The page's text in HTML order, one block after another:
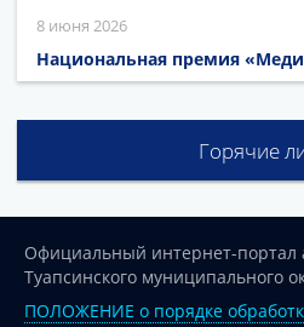
8 июня 2026
Национальная премия
Горячие
Официальный интернет-портал
Туапсинского муниципального
ПОЛОЖЕНИЕ о порядке